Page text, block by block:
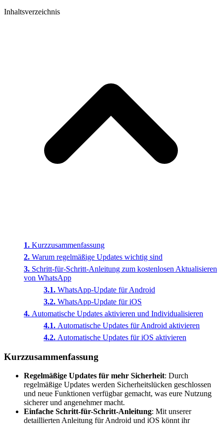
Inhaltsverzeichnis
Kurzzusammenfassung
Warum regelmäßige Updates wichtig sind
Schritt-für-Schritt-Anleitung zum kostenlosen Aktualisieren
von WhatsApp
WhatsApp-Update für Android
WhatsApp-Update für iOS
Automatische Updates aktivieren und Individualisieren
Automatische Updates für Android aktivieren
Automatische Updates für iOS aktivieren
Kurzzusammenfassung
Regelmäßige Updates für mehr Sicherheit: Durch
regelmäßige Updates werden Sicherheitslücken geschlossen
und neue Funktionen verfügbar gemacht, was eure Nutzung
sicherer und angenehmer macht.
Einfache Schritt-für-Schritt-Anleitung: Mit unserer
detaillierten Anleitung für Android und iOS könnt ihr